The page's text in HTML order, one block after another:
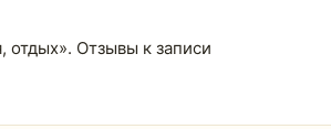
отдых». Отзывы к записи